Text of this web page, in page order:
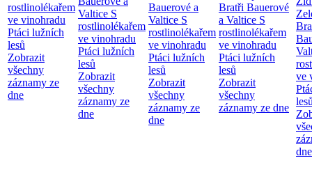
rostlinolékařem
ve vinohradu
Ptáci lužních
lesů
Zobrazit
všechny
záznamy ze
dne
Valtice S
rostlinolékařem
ve vinohradu
Ptáci lužních
lesů
Zobrazit
všechny
záznamy ze
dne
Bauerové a
Valtice S
rostlinolékařem
ve vinohradu
Ptáci lužních
lesů
Zobrazit
všechny
záznamy ze
dne
Bratři Bauerové
a Valtice S
rostlinolékařem
ve vinohradu
Ptáci lužních
lesů
Zobrazit
všechny
záznamy ze dne
ve
dne